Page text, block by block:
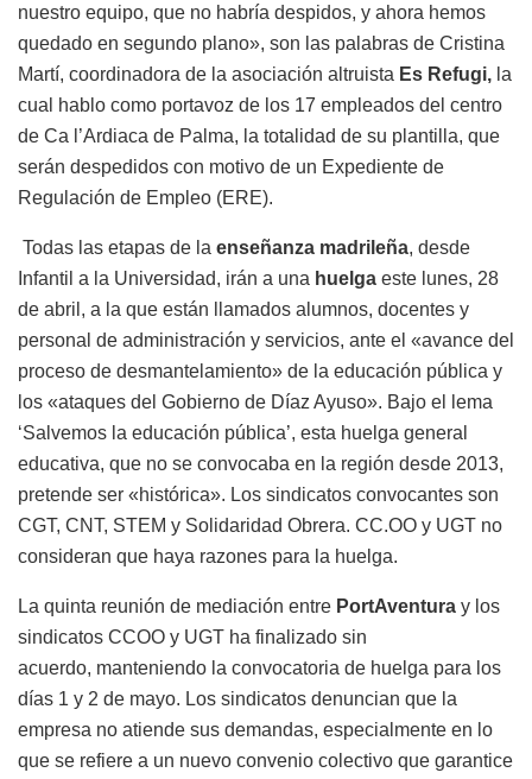
nuestro equipo, que no habría despidos, y ahora hemos
quedado en segundo plano», son las palabras de Cristina
Martí, coordinadora de la asociación altruista Es Refugi, la
cual hablo como portavoz de los 17 empleados del centro
de Ca l’Ardiaca de Palma, la totalidad de su plantilla, que
serán despedidos con motivo de un Expediente de
Regulación de Empleo (ERE).
Todas las etapas de la enseñanza madrileña, desde
Infantil a la Universidad, irán a una huelga este lunes, 28
de abril, a la que están llamados alumnos, docentes y
personal de administración y servicios, ante el «avance del
proceso de desmantelamiento» de la educación pública y
los «ataques del Gobierno de Díaz Ayuso». Bajo el lema
‘Salvemos la educación pública’, esta huelga general
educativa, que no se convocaba en la región desde 2013,
pretende ser «histórica». Los sindicatos convocantes son
CGT, CNT, STEM y Solidaridad Obrera. CC.OO y UGT no
consideran que haya razones para la huelga.
La quinta reunión de mediación entre PortAventura y los
sindicatos CCOO y UGT ha finalizado sin
acuerdo, manteniendo la convocatoria de huelga para los
días 1 y 2 de mayo. Los sindicatos denuncian que la
empresa no atiende sus demandas, especialmente en lo
que se refiere a un nuevo convenio colectivo que garantice